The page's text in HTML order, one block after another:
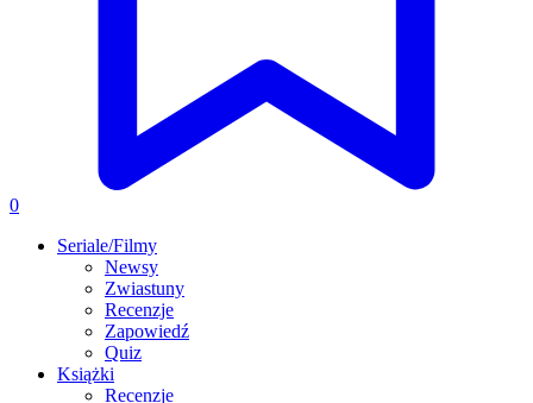
0
Seriale/Filmy
Newsy
Zwiastuny
Recenzje
Zapowiedź
Quiz
Książki
Recenzje